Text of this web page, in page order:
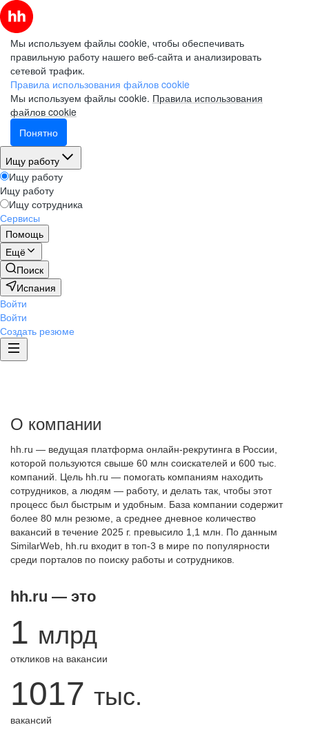
Мы используем файлы cookie, чтобы обеспечивать
правильную работу нашего веб-сайта и анализировать
сетевой трафик.
Правила использования файлов cookie
Мы используем файлы cookie. Правила использования
файлов cookie
Понятно
Ищу работу
Ищу работу
Ищу работу
Ищу сотрудника
Сервисы
Помощь
Ещё
Поиск
Испания
Войти
Войти
Создать резюме
О компании
hh.ru — ведущая платформа онлайн-рекрутинга в России,
которой пользуются свыше 60 млн соискателей и 600 тыс.
компаний. Цель hh.ru — помогать компаниям находить
сотрудников, а людям — работу, и делать так, чтобы этот
процесс был быстрым и удобным. База компании содержит
более 80 млн резюме, а среднее дневное количество
вакансий в течение 2025 г. превысило 1,1 млн. По данным
SimilarWeb, hh.ru входит в топ-3 в мире по популярности
среди порталов по поиску работы и сотрудников.
hh.ru — это
1 млрд
откликов на вакансии
1017 тыс.
вакансий